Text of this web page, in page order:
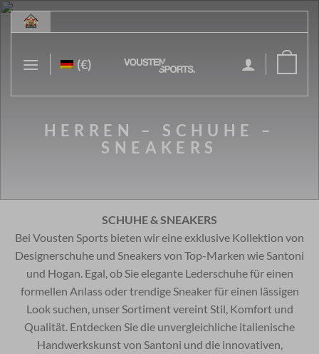
Zum
Inhalt
(€)
HERREN – SCHUHE –
SNEAKERS
SCHUHE & SNEAKERS
Bei Vousten Sports bieten wir eine exklusive Kollektion von
Designerschuhe und Sneakers von Top-Marken wie Santoni
und Hogan. Egal, ob Sie elegante Lederschuhe für einen
formellen Anlass oder trendige Sneaker für einen lässigen
Look suchen, unser Sortiment vereint Stil, Komfort und
Qualität. Entdecken Sie die unvergleichliche italienische
Handwerkskunst von Santoni und die innovativen,